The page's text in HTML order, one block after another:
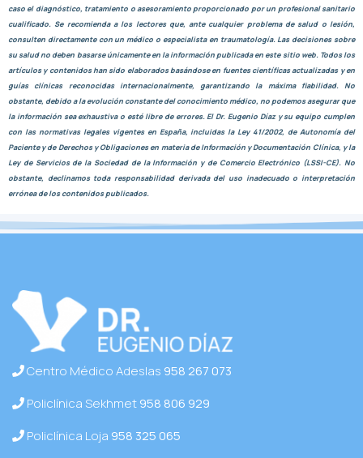
caso el diagnóstico, tratamiento o asesoramiento proporcionado por un profesional sanitario
cualificado. Se recomienda a los lectores que, ante cualquier problema de salud o lesión,
consulten directamente con un médico o especialista en traumatología. Las decisiones sobre
su salud no deben basarse únicamente en la información publicada en este sitio web. Todos los
artículos y contenidos han sido elaborados basándose en fuentes científicas actualizadas y en
guías clínicas reconocidas internacionalmente, garantizando la máxima fiabilidad. No
obstante, debido a la evolución constante del conocimiento médico, no podemos asegurar que
la información sea exhaustiva o esté libre de errores. El Dr. Eugenio Díaz y su equipo cumplen
con las normativas legales vigentes en España, incluidas la Ley 41/2002, de Autonomía del
Paciente y de Derechos y Obligaciones en materia de Información y Documentación Clínica, y la
Ley de Servicios de la Sociedad de la Información y de Comercio Electrónico (LSSI-CE). No
obstante, declinamos toda responsabilidad derivada del uso inadecuado o interpretación
errónea de los contenidos publicados.
Centro Médico Adeslas 958 267 073
Policlínica Sekhmet958 806 929
Policlínica Loja 958 325 065